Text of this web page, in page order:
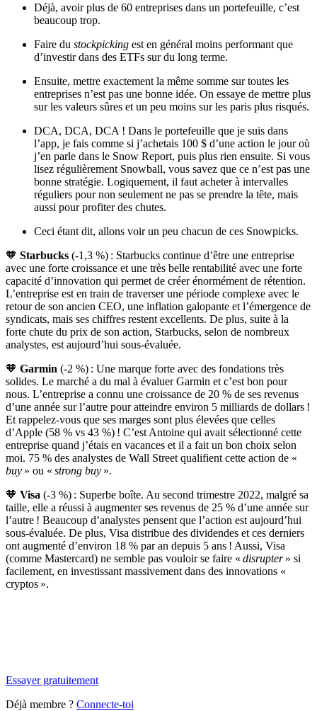
Déjà, avoir plus de 60 entreprises dans un portefeuille, c’est
beaucoup trop.
Faire du stockpicking est en général moins performant que
d’investir dans des ETFs sur du long terme.
Ensuite, mettre exactement la même somme sur toutes les
entreprises n’est pas une bonne idée. On essaye de mettre plus
sur les valeurs sûres et un peu moins sur les paris plus risqués.
DCA, DCA, DCA ! Dans le portefeuille que je suis dans
l’app, je fais comme si j’achetais 100 $ d’une action le jour où
j’en parle dans le Snow Report, puis plus rien ensuite. Si vous
lisez régulièrement Snowball, vous savez que ce n’est pas une
bonne stratégie. Logiquement, il faut acheter à intervalles
réguliers pour non seulement ne pas se prendre la tête, mais
aussi pour profiter des chutes.
Ceci étant dit, allons voir un peu chacun de ces Snowpicks.
🧡 Starbucks (-1,3 %) : Starbucks continue d’être une entreprise
avec une forte croissance et une très belle rentabilité avec une forte
capacité d’innovation qui permet de créer énormément de rétention.
L’entreprise est en train de traverser une période complexe avec le
retour de son ancien CEO, une inflation galopante et l’émergence de
syndicats, mais ses chiffres restent excellents. De plus, suite à la
forte chute du prix de son action, Starbucks, selon de nombreux
analystes, est aujourd’hui sous-évaluée.
🧡 Garmin (-2 %) : Une marque forte avec des fondations très
solides. Le marché a du mal à évaluer Garmin et c’est bon pour
nous. L’entreprise a connu une croissance de 20 % de ses revenus
d’une année sur l’autre pour atteindre environ 5 milliards de dollars !
Et rappelez-vous que ses marges sont plus élevées que celles
d’Apple (58 % vs 43 %) ! C’est Antoine qui avait sélectionné cette
entreprise quand j’étais en vacances et il a fait un bon choix selon
moi. 75 % des analystes de Wall Street qualifient cette action de «
buy » ou « strong buy ».
🧡 Visa (-3 %) : Superbe boîte. Au second trimestre 2022, malgré sa
taille, elle a réussi à augmenter ses revenus de 25 % d’une année sur
l’autre ! Beaucoup d’analystes pensent que l’action est aujourd’hui
sous-évaluée. De plus, Visa distribue des dividendes et ces derniers
ont augmenté d’environ 18 % par an depuis 5 ans ! Aussi, Visa
(comme Mastercard) ne semble pas vouloir se faire « disrupter» si
facilement, en investissant massivement dans des innovations «
cryptos ».
Essayer gratuitement
Déjà membre ? Connecte-toi